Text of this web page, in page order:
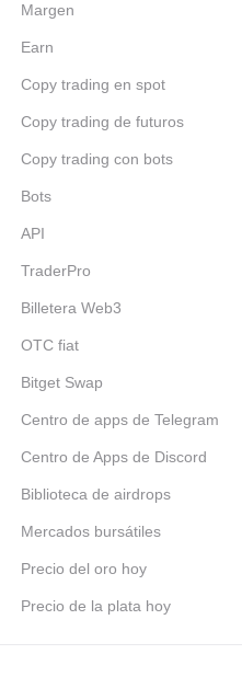
Margen
Earn
Copy trading en spot
Copy trading de futuros
Copy trading con bots
Bots
API
TraderPro
Billetera Web3
OTC fiat
Bitget Swap
Centro de apps de Telegram
Centro de Apps de Discord
Biblioteca de airdrops
Mercados bursátiles
Precio del oro hoy
Precio de la plata hoy